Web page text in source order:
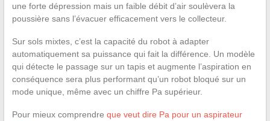
une forte dépression mais un faible débit d’air soulèvera la
poussière sans l’évacuer efficacement vers le collecteur.
Sur sols mixtes, c’est la capacité du robot à adapter
automatiquement sa puissance qui fait la différence. Un modèle
qui détecte le passage sur un tapis et augmente l’aspiration en
conséquence sera plus performant qu’un robot bloqué sur un
mode unique, même avec un chiffre Pa supérieur.
Pour mieux comprendre que veut dire Pa pour un aspirateur